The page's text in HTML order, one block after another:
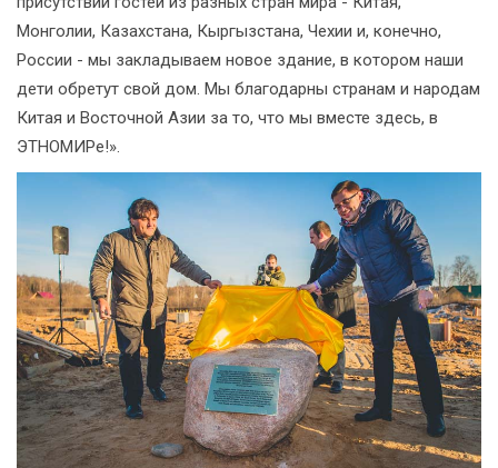
Монголии, Казахстана, Кыргызстана, Чехии и, конечно,
России - мы закладываем новое здание, в котором наши
дети обретут свой дом. Мы благодарны странам и народам
Китая и Восточной Азии за то, что мы вместе здесь, в
ЭТНОМИРе!».